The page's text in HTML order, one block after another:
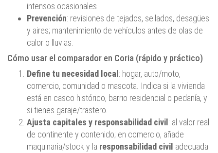
intensos ocasionales.
Prevención: revisiones de tejados, sellados, desagües
y aires; mantenimiento de vehículos antes de olas de
calor o lluvias.
Cómo usar el comparador en Coria (rápido y práctico)
Define tu necesidad local : hogar, auto/moto,
comercio, comunidad o mascota. Indica si la vivienda
está en casco histórico, barrio residencial o pedanía, y
si tienes garaje/trastero.
Ajusta capitales y responsabilidad civil : al valor real
de continente y contenido; en comercio, añade
maquinaria/stock y la responsabilidad civil adecuada